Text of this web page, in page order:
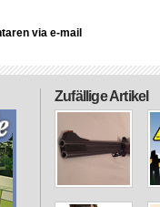
via e-mail
Zufällige Artikel